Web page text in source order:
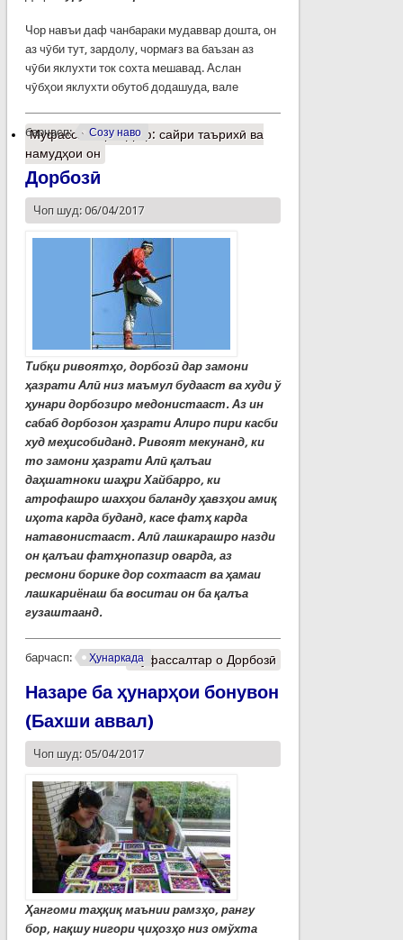
Чор навъи даф чанбараки мудаввар дошта, он
аз чӯби тут, зардолу, чормағз ва баъзан аз
чӯби яклухти ток сохта мешавад. Аслан
чӯбҳои яклухти обутоб додашуда, вале
барчасп: Созу наво
Муфассалтаро Даф: сайри таърихӣ ва
намудҳои он
Дорбозӣ
Чоп шуд: 06/04/2017
Тибқи ривоятҳо, дорбозӣ дар замони
ҳазрати Алӣ низ маъмул будааст ва худи ў
ҳунари дорбозиро медонистааст. Аз ин
сабаб дорбозон ҳазрати Алиро пири касби
худ меҳисобиданд. Ривоят мекунанд, ки
то замони ҳазрати Алӣ қалъаи
даҳшатноки шаҳри Хайбарро, ки
атрофашро шахҳои баланду ҳавзҳои амиқ
иҳота карда буданд, касе фатҳ карда
натавонистааст. Алӣ лашкарашро назди
он қалъаи фатҳнопазир оварда, аз
ресмони борике дор сохтааст ва ҳамаи
лашкариёнаш ба воситаи он ба қалъа
гузаштаанд.
барчасп: ҲунаркадаМуфассалтар о Дорбозӣ
Назаре ба ҳунарҳои бонувон
(Бахши аввал)
Чоп шуд: 05/04/2017
Ҳангоми таҳқиқ маънии рамзҳо, рангу
бор, нақшу нигори ҷиҳозҳо низ омўхта